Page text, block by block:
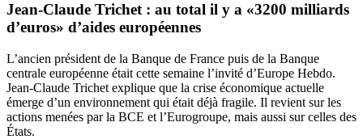
Jean-Claude Trichet : au total il y a «3200 milliards
d’euros» d’aides européennes
L’ancien président de la Banque de France puis de la Banque
centrale européenne était cette semaine l’invité d’Europe Hebdo.
Jean-Claude Trichet explique que la crise économique actuelle
émerge d’un environnement qui était déjà fragile. Il revient sur les
actions menées par la BCE et l’Eurogroupe, mais aussi sur celles des
États.